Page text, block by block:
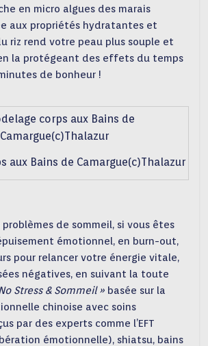
en micro algues des marais
aux propriétés hydratantes et
riz rend votre peau plus souple et
la protégeant des effets du temps
de bonheur !
aux Bains de Camargue(c)Thalazur
problèmes de sommeil, si vous êtes
émotionnel, en burn-out,
pour relancer votre énergie vitale,
négatives, en suivant la toute
Stress & Sommeil » basée sur la
chinoise avec soins
par des experts comme l’EFT
émotionnelle), shiatsu, bains